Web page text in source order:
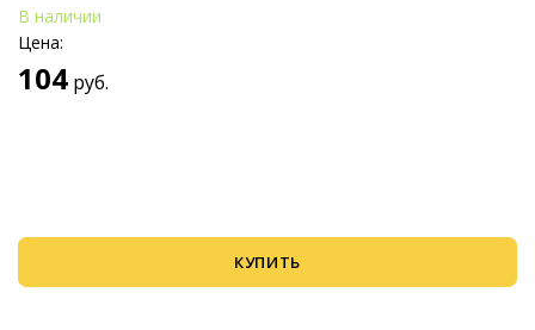
В наличии
Цена:
104 руб.
КУПИТЬ